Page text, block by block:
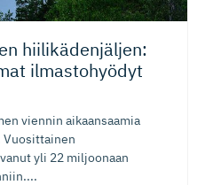
hiilikäden­jäljen:
ilmastohyödyt
viennin aikaansaamia
Vuosittainen
yli 22 miljoonaan